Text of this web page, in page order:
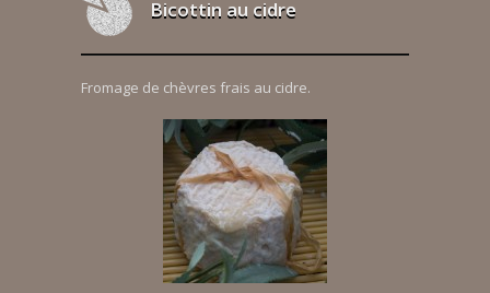
Bicottin au cidre
Fromage de chèvres frais au cidre.